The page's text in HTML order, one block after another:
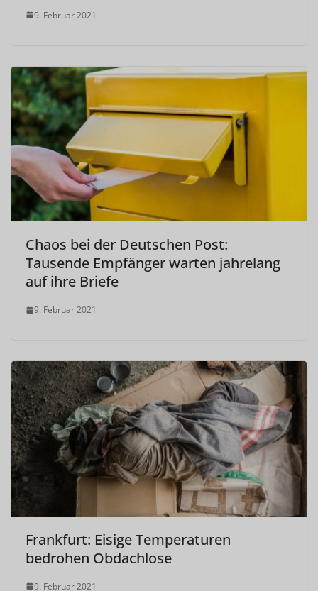
9. Februar 2021
Chaos bei der Deutschen Post:
Tausende Empfänger warten jahrelang
auf ihre Briefe
9. Februar 2021
Frankfurt: Eisige Temperaturen
bedrohen Obdachlose
9. Februar 2021